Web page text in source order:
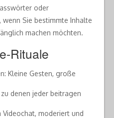
oder
Sie bestimmte Inhalte
machen möchten.
Rituale
Kleine Gesten, große
denen jeder beitragen
Videochat, moderiert und